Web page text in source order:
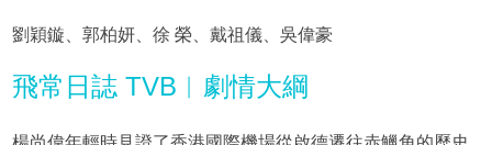
劉穎鏇、郭柏妍、徐 榮、戴祖儀、吳偉豪
飛常日誌 TVB︱劇情大綱